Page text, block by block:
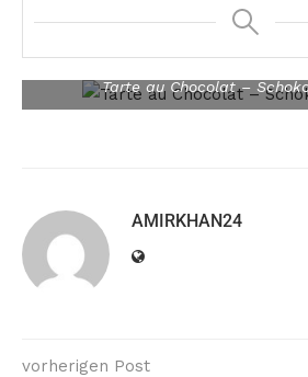
Tarte au Chocolat –
AMIRKHAN24
vorherigen Post